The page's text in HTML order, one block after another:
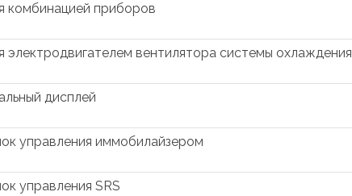
комбинацией приборов
электродвигателем вентилятора системы охлаждения
дисплей
управления иммобилайзером
управления SRS